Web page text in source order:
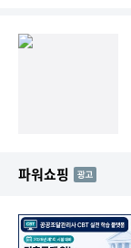
파워쇼핑 AD